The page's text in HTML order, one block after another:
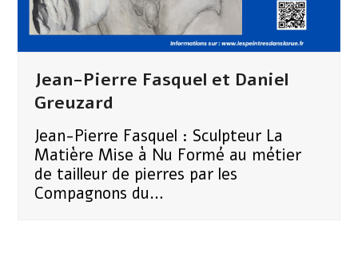
Jean-Pierre Fasquel et Daniel
Greuzard
Jean-Pierre Fasquel : Sculpteur La
Matière Mise à Nu Formé au métier
de tailleur de pierres par les
Compagnons du…